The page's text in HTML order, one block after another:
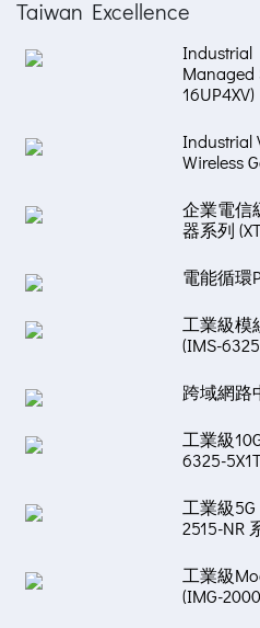
Taiwan Excellence
Industrial
Managed
16UP4XV)
Industrial
Wireless
企業電信
器系列
電能循環
工業級模
(IMS-
跨域網路
工業級
6325-
工業級
2515-NR
工業級
(IMG-